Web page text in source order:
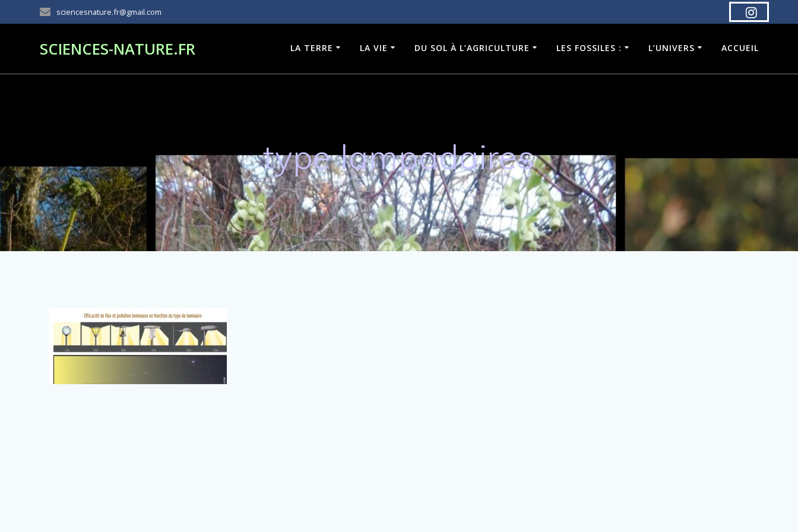
au
sciencesnature.fr@gmail.com
SCIENCES-NATURE.FR LA TERRE LA VIE DU SOL À L’AGRICULTURE LES FOSSILES : L’UNIVERS ACCUEIL
type lampadaires